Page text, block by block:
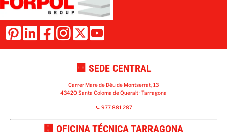
🏢 SEDE CENTRAL
Carrer Mare de Déu de Montserrat, 13
43420 Santa Coloma de Queralt · Tarragona
📞 977 881 287
🏢 OFICINA TÉCNICA TARRAGONA